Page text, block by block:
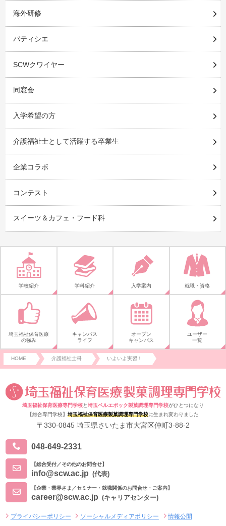
海外研修
パティシエ
SCWクワイヤー
同窓会
入学希望の方
介護福祉士として活躍する卒業生
企業コラボ
コンテスト
スイーツ＆カフェ・フード科
学校紹介 学科紹介 入学案内 就職・資格
埼玉福祉保育医療
の強み
キャンパス
ライフ
オープン
キャンパス
ユーザー
一覧
HOME 介護福祉士科 いよいよ実習！
埼玉福祉保育医療専門学校と埼玉ベルエポック製菓調理専門学校がひとつになり
【総合専門学校】 埼玉福祉保育医療製菓調理専門学校に生まれ変わりました
〒330-0845 埼玉県さいたま市大宮区仲町3-88-2
048-649-2331
【総合受付／その他のお問合せ】
info@scw.ac.jp (代表)
【企業・業界さま／セミナー・就職関係のお問合せ・ご案内】
career@scw.ac.jp (キャリアセンター)
プライバシーポリシー ソーシャルメディアポリシー 情報公開